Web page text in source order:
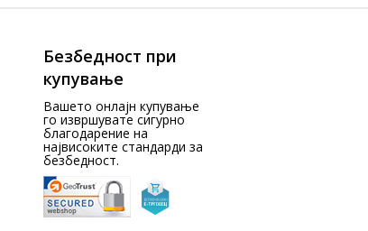
Безбедност при
купување
Вашето онлајн купување
го извршувате сигурно
благодарение на
највисоките стандарди за
безбедност.